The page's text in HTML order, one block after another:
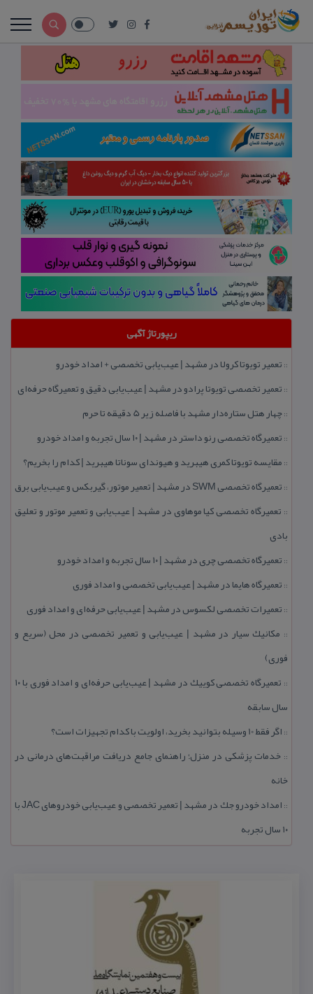
ریپورتاژ آگهی
:: تعمیر تویوتا كرولا در مشهد | عیب‌یابی تخصصی + امداد خودرو
:: تعمیر تخصصی تویوتا پرادو در مشهد | عیب‌یابی دقیق و تعمیرگاه حرفه‌ای
::چهار هتل‌ ستاره‌دار مشهد با فاصله زیر 5 دقیقه تا حرم
:: تعمیرگاه تخصصی رنو داستر در مشهد | ۱۰ سال تجربه و امداد خودرو
:: مقایسه تویوتا كمری هیبرید و هیوندای سوناتا هیبرید | كدام را بخریم؟
:: تعمیرگاه تخصصی SWM در مشهد | تعمیر موتور، گیربكس و عیب‌یابی برق
:: تعمیرگاه تخصصی كیا موهاوی در مشهد | عیب‌یابی و تعمیر موتور و تعلیق
بادی
:: تعمیرگاه تخصصی چری در مشهد | ۱۰ سال تجربه و امداد خودرو
:: تعمیرگاه هایما در مشهد | عیب‌یابی تخصصی و امداد فوری
:: تعمیرات تخصصی لكسوس در مشهد | عیب‌یابی حرفه‌ای و امداد فوری
:: مكانیك سیار در مشهد | عیب‌یابی و تعمیر تخصصی در محل (سریع و
فوری)
::
تعمیرگاه تخصصی كوییك در مشهد | عیب‌یابی حرفه‌ای و امداد فوری با ۱۰
سال سابقه
:: اگر فقط 10 وسیله بتوانید بخرید، اولویت با كدام تجهیزات است؟
:: خدمات پزشكی در منزل؛ راهنمای جامع دریافت مراقبت‌های درمانی در
خانه
::
امداد خودرو جك در مشهد | تعمیر تخصصی و عیب‌یابی خودروهای JAC با
۱۰ سال تجربه